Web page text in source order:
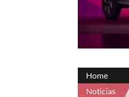
Home
Noticias